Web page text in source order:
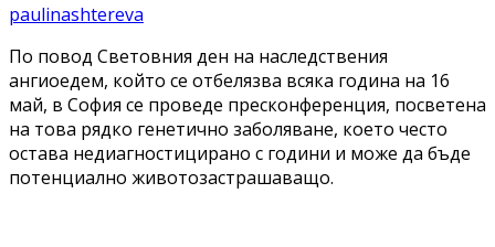
paulinashtereva
По повод Световния ден на наследствения
ангиоедем, който се отбелязва всяка година на 16
май, в София се проведе пресконференция, посветена
на това рядко генетично заболяване, което често
остава недиагностицирано с години и може да бъде
потенциално животозастрашаващо.